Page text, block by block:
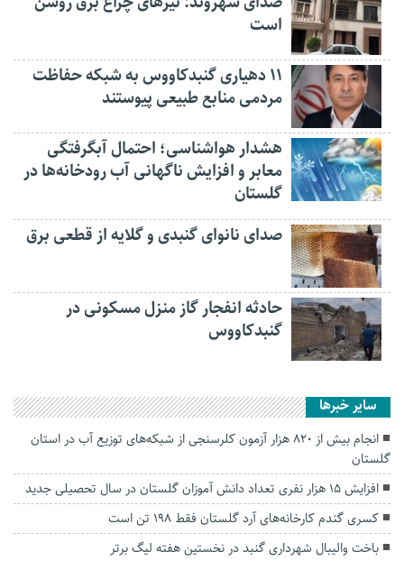
است
۱۱ دهیاری گنبدکاووس به شبکه حفاظت
مردمی منابع طبیعی پیوستند
هشدار هواشناسی؛ احتمال آبگرفتگی
معابر و افزایش ناگهانی آب رودخانه‌ها در
گلستان
صدای نانوای گنبدی و گلایه از قطعی برق
حادثه انفجار گاز منزل مسکونی در
گنبدکاووس
سایر خبرها
انجام بیش از ۸۲۰ هزار آزمون کلرسنجی از شبکه‌های توزیع آب در استان
گلستان
افزایش ۱۵ هزار نفری تعداد دانش آموزان گلستان در سال تحصیلی جدید
کسری گندم کارخانه‌های آرد گلستان فقط ۱۹۸ تن است
باخت والیبال شهرداری گنبد در نخستین هفته لیگ برتر